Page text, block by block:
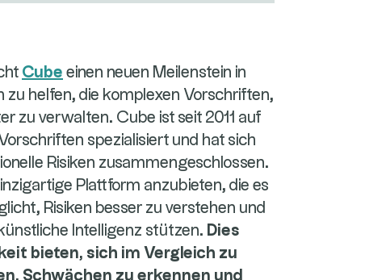
Cube einen neuen Meilenstein in
zu helfen, die komplexen Vorschriften,
zu verwalten. Cube ist seit 2011 auf
spezialisiert und hat sich
Risiken zusammengeschlossen.
Plattform anzubieten, die es
Risiken besser zu verstehen und
Intelligenz stützen. Dies
bieten, sich im Vergleich zu
Schwächen zu erkennen und